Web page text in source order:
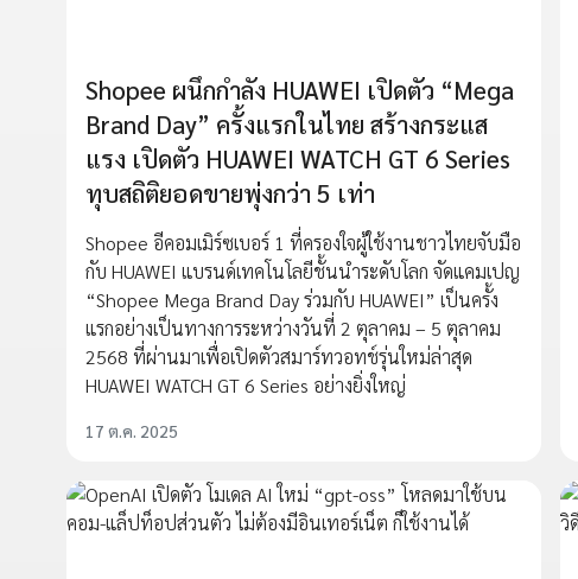
Shopee ผนึกกำลัง HUAWEI เปิดตัว “Mega
Brand Day” ครั้งแรกในไทย สร้างกระแส
แรง เปิดตัว HUAWEI WATCH GT 6 Series
ทุบสถิติยอดขายพุ่งกว่า 5 เท่า
Shopee อีคอมเมิร์ซเบอร์ 1 ที่ครองใจผู้ใช้งานชาวไทยจับมือ
กับ HUAWEI แบรนด์เทคโนโลยีชั้นนำระดับโลก จัดแคมเปญ
“Shopee Mega Brand Day ร่วมกับ HUAWEI” เป็นครั้ง
แรกอย่างเป็นทางการระหว่างวันที่ 2 ตุลาคม – 5 ตุลาคม
2568 ที่ผ่านมาเพื่อเปิดตัวสมาร์ทวอทช์รุ่นใหม่ล่าสุด
HUAWEI WATCH GT 6 Series อย่างยิ่งใหญ่
17 ต.ค. 2025